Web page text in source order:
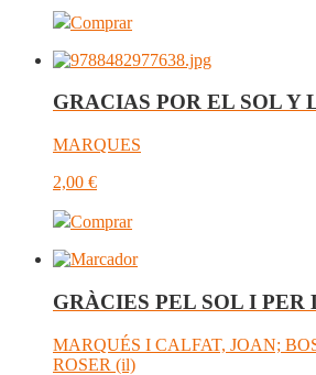
Comprar
GRACIAS POR EL SOL Y
MARQUES
2,00 €
Comprar
GRÀCIES PEL SOL I
MARQUÉS I CALFAT, JOAN;
ROSER (il)